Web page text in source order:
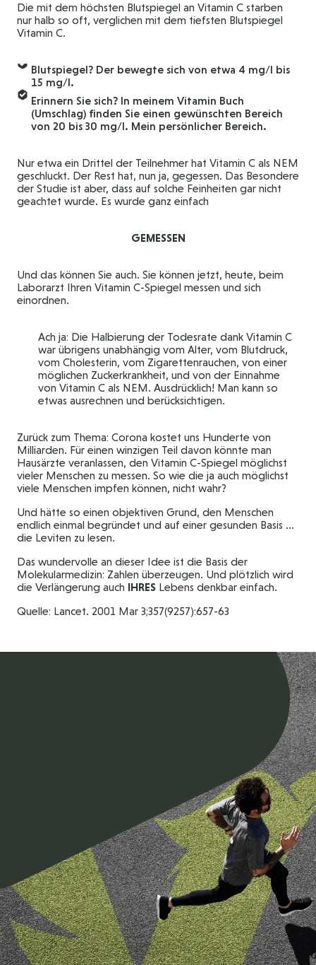
Die mit dem höchsten Blutspiegel an Vitamin C starben
nur halb so oft, verglichen mit dem tiefsten Blutspiegel
Vitamin C.
Blutspiegel? Der bewegte sich von etwa 4 mg/l bis
15 mg/l.
Erinnern Sie sich? In meinem Vitamin Buch
(Umschlag) finden Sie einen gewünschten Bereich
von 20 bis 30 mg/l. Mein persönlicher Bereich.
Nur etwa ein Drittel der Teilnehmer hat Vitamin C als NEM
geschluckt. Der Rest hat, nun ja, gegessen. Das Besondere
der Studie ist aber, dass auf solche Feinheiten gar nicht
geachtet wurde. Es wurde ganz einfach
GEMESSEN
Und das können Sie auch. Sie können jetzt, heute, beim
Laborarzt Ihren Vitamin C-Spiegel messen und sich
einordnen.
Ach ja: Die Halbierung der Todesrate dank Vitamin C
war übrigens unabhängig vom Alter, vom Blutdruck,
vom Cholesterin, vom Zigarettenrauchen, von einer
möglichen Zuckerkrankheit, und von der Einnahme
von Vitamin C als NEM. Ausdrücklich! Man kann so
etwas ausrechnen und berücksichtigen.
Zurück zum Thema: Corona kostet uns Hunderte von
Milliarden. Für einen winzigen Teil davon könnte man
Hausärzte veranlassen, den Vitamin C-Spiegel möglichst
vieler Menschen zu messen. So wie die ja auch möglichst
viele Menschen impfen können, nicht wahr?
Und hätte so einen objektiven Grund, den Menschen
endlich einmal begründet und auf einer gesunden Basis …
die Leviten zu lesen.
Das wundervolle an dieser Idee ist die Basis der
Molekularmedizin: Zahlen überzeugen. Und plötzlich wird
die Verlängerung auch IHRES Lebens denkbar einfach.
Quelle: Lancet. 2001 Mar 3;357(9257):657-63